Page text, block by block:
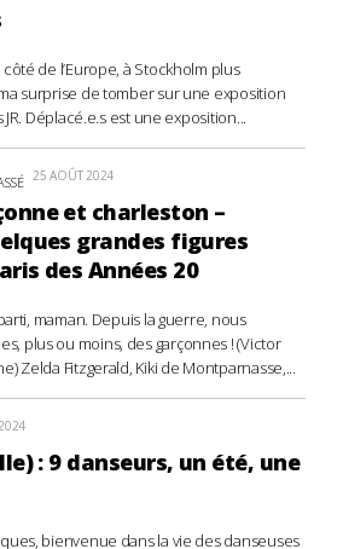
de l’Europe, à Stockholm plus
surprise de tomber sur une exposition
Déplacé.e.s est une exposition...
25 AOÛT 2024
et charleston –
grandes figures
des Années 20
maman. Depuis la guerre, nous
plus ou moins, des garçonnes ! (Victor
Zelda Fitzgerald, Kiki de Montparnasse,...
: 9 danseurs, un été, une
bienvenue dans la vie des danseuses